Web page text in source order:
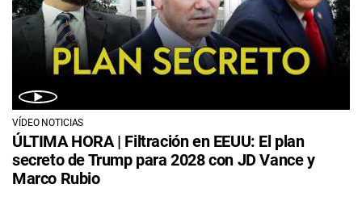
VÍDEO NOTICIAS
ÚLTIMA HORA | Filtración en EEUU: El plan
secreto de Trump para 2028 con JD Vance y
Marco Rubio